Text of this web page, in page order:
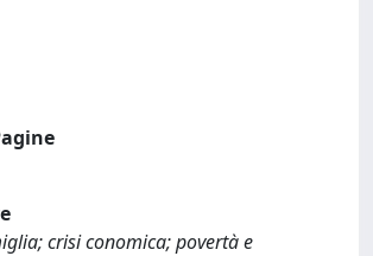
crisi conomica; povertà e